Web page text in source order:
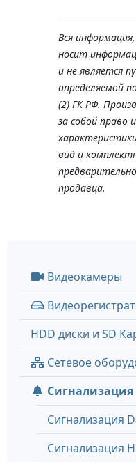
Вся
носит
и не является
определяемой
(2) ГК РФ.
за собой право
вид и
продавца.
Видеокамеры
HDD диски и SD
Сетевое
Сигнализация
Сигнализация
Сигнализация